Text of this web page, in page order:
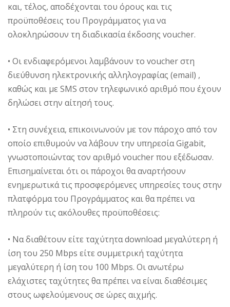
και, τέλος, αποδέχονται του όρους και τις
προϋποθέσεις του Προγράμματος για να
ολοκληρώσουν τη διαδικασία έκδοσης voucher.
• Οι ενδιαφερόμενοι λαμβάνουν το voucher στη
διεύθυνση ηλεκτρονικής αλληλογραφίας (email) ,
καθώς και με SMS στον τηλεφωνικό αριθμό που έχουν
δηλώσει στην αίτησή τους.
• Στη συνέχεια, επικοινωνούν με τον πάροχο από τον
οποίο επιθυμούν να λάβουν την υπηρεσία Gigabit,
γνωστοποιώντας τον αριθμό voucher που εξέδωσαν.
Επισημαίνεται ότι οι πάροχοι θα αναρτήσουν
ενημερωτικά τις προσφερόμενες υπηρεσίες τους στην
πλατφόρμα του Προγράμματος και θα πρέπει να
πληρούν τις ακόλουθες προϋποθέσεις:
• Να διαθέτουν είτε ταχύτητα download μεγαλύτερη ή
ίση του 250 Mbps είτε συμμετρική ταχύτητα
μεγαλύτερη ή ίση του 100 Mbps. Οι ανωτέρω
ελάχιστες ταχύτητες θα πρέπει να είναι διαθέσιμες
στους ωφελούμενους σε ώρες αιχμής.